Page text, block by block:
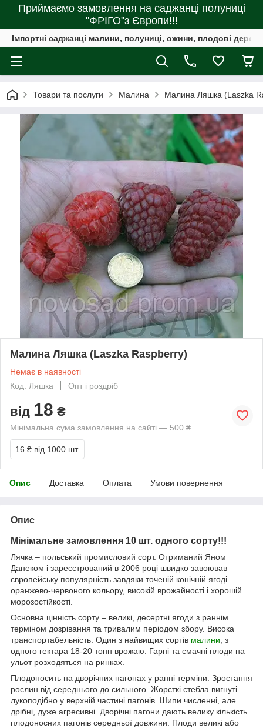
Приймаємо замовлення на саджанці полуниці
"ФРІГО"з Європи!!!
Імпортні саджанці малини, полуниці, ожини, плодові
Товари та послуги Малина Малина Ляшка (Laszka
Малина Ляшка (Laszka Raspberry)
Немає в наявності
Код: Ляшка
Опт і роздріб
від 18 ₴
Мінімальна сума замовлення на сайті — 500 ₴
16 ₴ від 1000 шт.
Опис Доставка Оплата Умови повернення
Опис
Мінімальне замовлення 10 шт. одного сорту!!!
Лячка – польський промисловий сорт. Отриманий Яном
Данеком і зареєстрований в 2006 році швидко завоював
європейську популярність завдяки точеній конічній ягоді
оранжево-червоного кольору, високій врожайності і хорошій
морозостійкості.
Основна цінність сорту – великі, десертні ягоди з раннім
терміном дозрівання та тривалим періодом збору. Висока
транспортабельність. Один з найвищих сортів малини , з
одного гектара 18-20 тонн врожаю. Гарні та смачні плоди на
ульот розходяться на ринках.
Плодоносить на дворічних пагонах у ранні терміни. Зростання
рослин від середнього до сильного. Жорсткі стебла вигнуті
лукоподібно у верхній частині пагонів. Шипи численні, але
дрібні, дуже агресивні. Дворічні пагони дають велику кількість
плодоносних пагонів середньої довжини. Плоди великі або